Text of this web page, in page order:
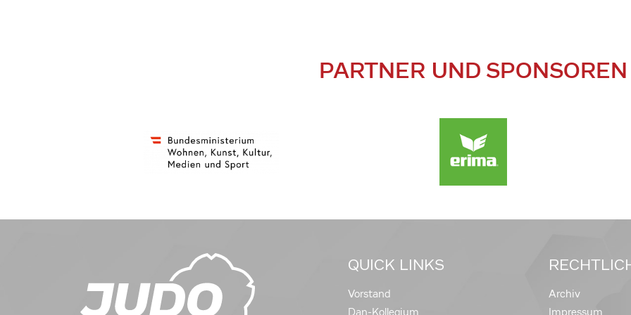
PARTNER UND SPONSOREN
QUICK LINKS
Vorstand
Dan-Kollegium
Archiv
Impressum